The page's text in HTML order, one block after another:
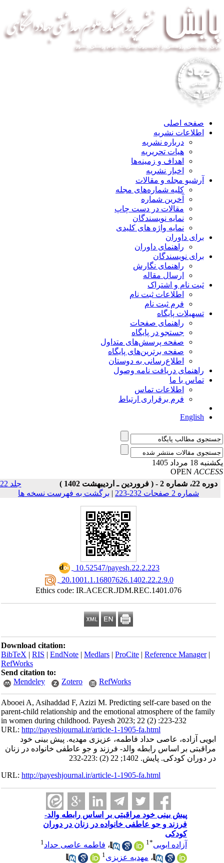
صفحه اصلی
اطلاعات نشریه
درباره نشریه
هیات تحریریه
اهداف و زمینه‌ها
اخبار نشریه
آرشیو مجله و مقالات
کلیه شماره‌های مجله
آخرین شماره
مقالات در دست چاپ
نمایه نویسندگان
نمایه واژه های کلیدی
برای داوران
راهنمای داوران
برای نویسندگان
راهنمای نگارش
ارسال مقاله
ثبت نام و اشتراک
اطلاعات ثبت نام
فرم ثبت نام
تسهیلات پایگاه
راهنمای صفحات
جستجو در پایگاه
صفحه پرسش‌های متداول
صفحه برترین‌های پایگاه
اطلاع‌رسانی به دوستان
راهنمای دریافت نامه وصول
تماس با ما
اطلاعات تماس
فرم برقراری ارتباط
English
18 مرداد 1405
OPEN
دوره 22، شماره 2 - ( فروردین ـ اردیبهشت 1402 )
جلد 22
شماره 2 صفحات 232-223
| برگشت به فهرست نسخه ها
‎ 10.52547/payesh.22.2.223
‎ 20.1001.1.16807626.1402.22.2.9.0
Ethics code: IR.ACECR.JDM.REC.1401.076
Download citation:
BibTeX|RIS|EndNote|Medlars|ProCite|Reference Manager
RefWorks
Send citation to:
Mendeley
Zotero RefWorks
Abooei A, Asihaddad F, Azizi M. Predicting self-care based on the
parent-child relationship and the emotional atmosphere of the family
in women during childhood. Payesh 2023; 22 (2) :223-232
URL:http://payeshjournal.ir/article-1-1905-fa.html
ابویی آزاده، عاصی حداد فاطمه، عزیزی مهدیه. پیش بینی خود
مراقبتی بر اساس رابطه والد- فرزند و جو عاطفی خانواده در زنان
در دوران کودکی. پایش. 1402; 22 (2) :223-232
URL:http://payeshjournal.ir/article-1-1905-fa.html
پیش بینی خود مراقبتی بر اساس رابطه والد-
فرزند و جو عاطفی خانواده در زنان در دوران
کودکی
آزاده ابویی
1 ،فاطمه عاصی حداد1
،مهدیه عزیزی